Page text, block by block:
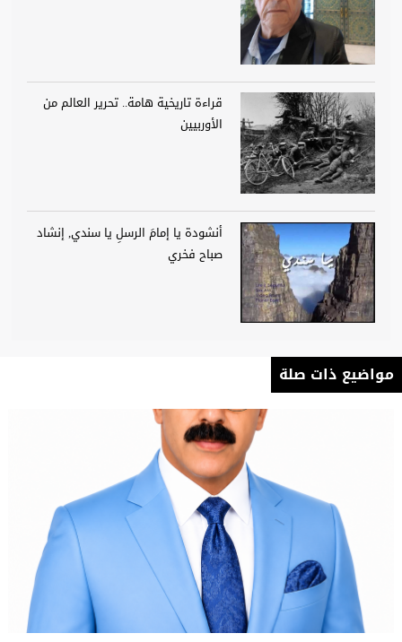
قراءة تاريخية هامة.. تحرير العالم من
الأوربيين
أنشودة يا إمامَ الرسلِ يا سندي, إنشاد
صباح فخري
مواضيع ذات صلة